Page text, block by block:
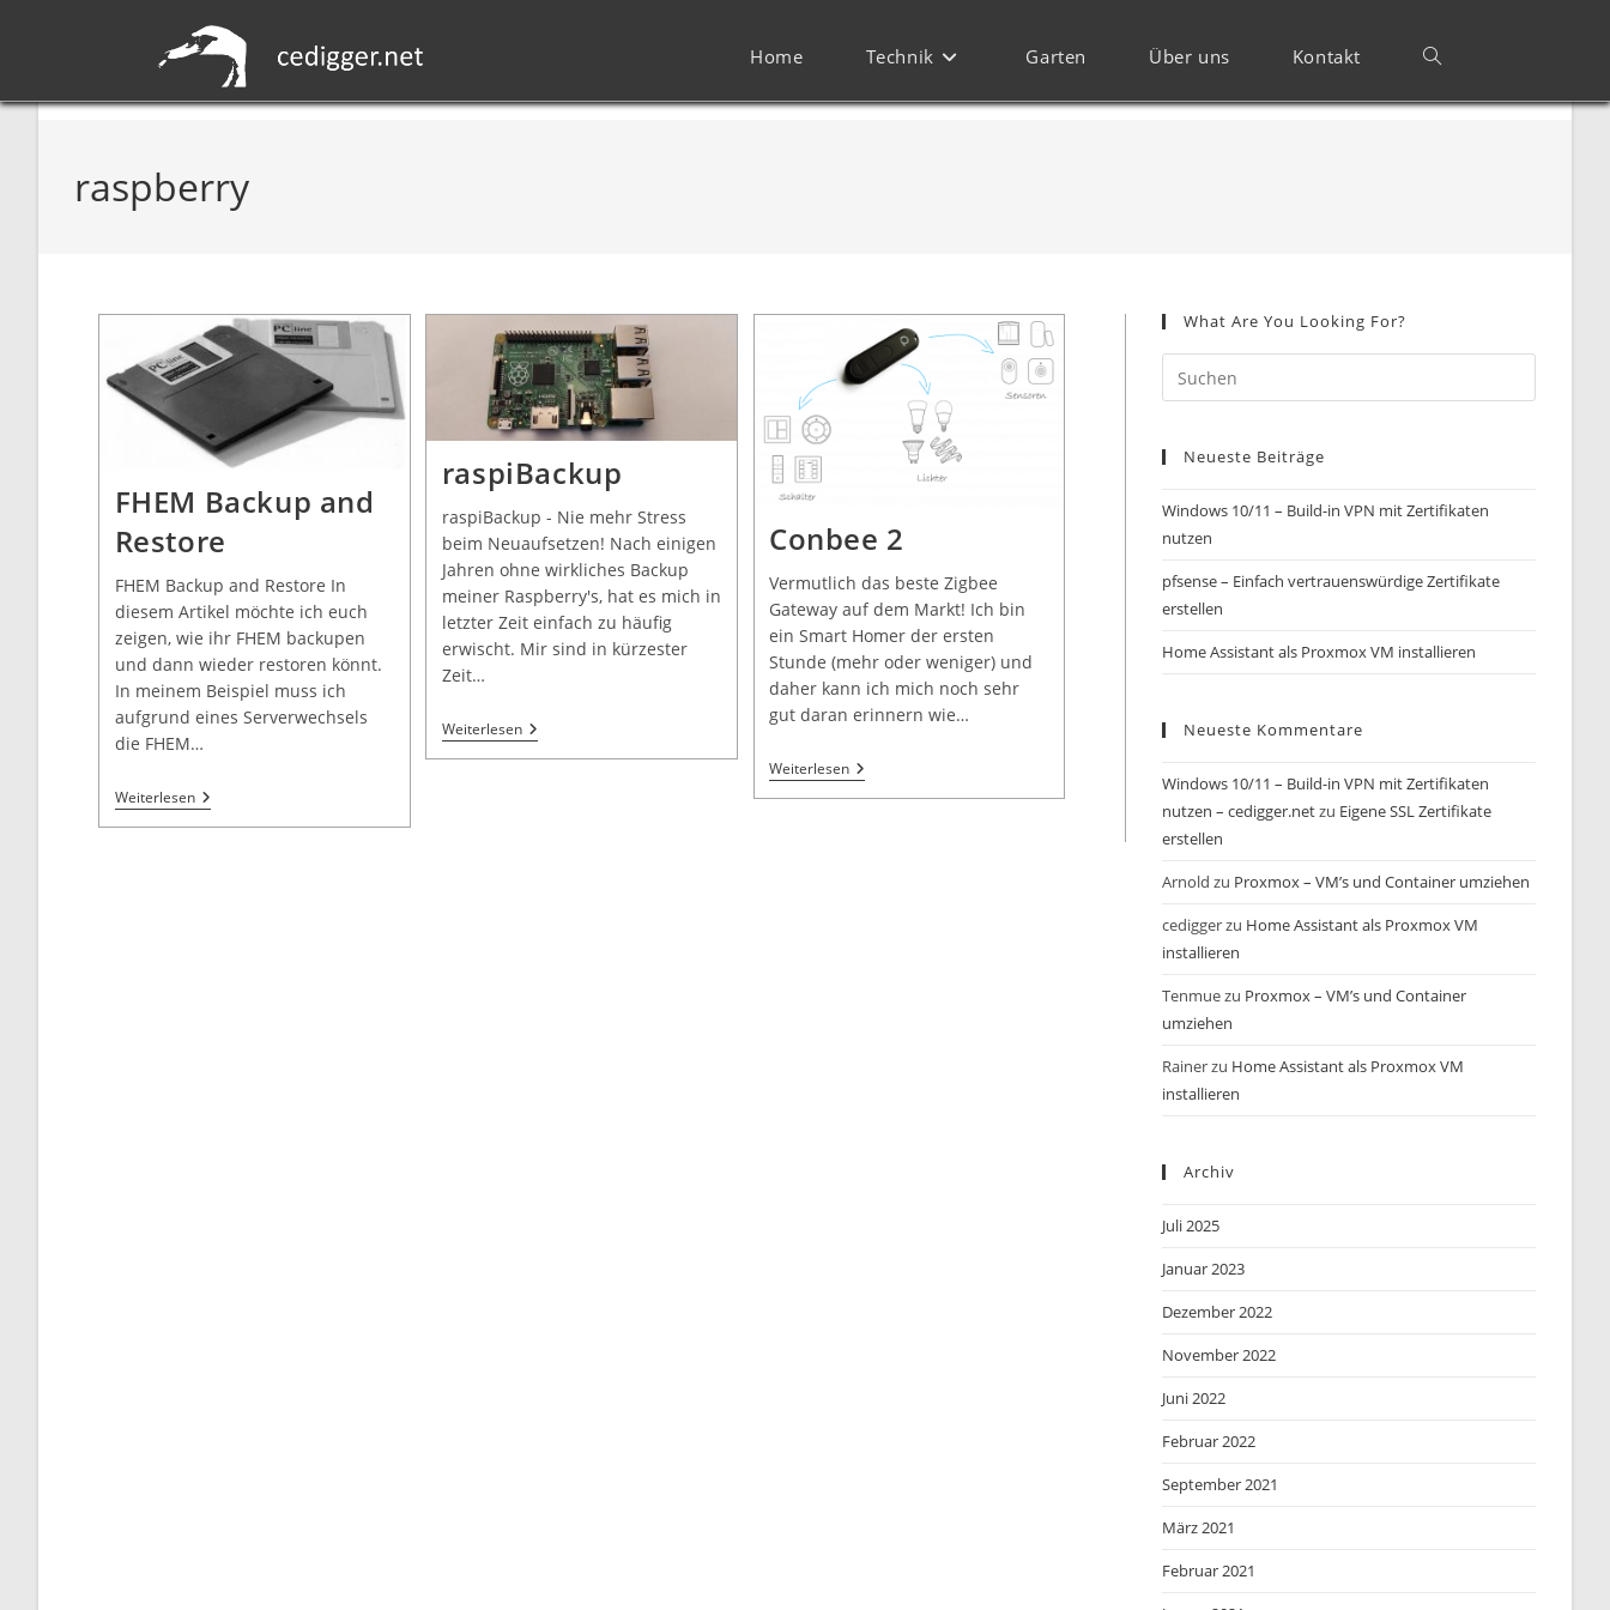
Home Technik Garten Über uns Kontakt
raspberry
FHEM Backup and
Restore
FHEM Backup and Restore In
diesem Artikel möchte ich euch
zeigen, wie ihr FHEM backupen
und dann wieder restoren könnt.
In meinem Beispiel muss ich
aufgrund eines Serverwechsels
die FHEM…
Weiterlesen
raspiBackup
raspiBackup - Nie mehr Stress
beim Neuaufsetzen! Nach einigen
Jahren ohne wirkliches Backup
meiner Raspberry's, hat es mich in
letzter Zeit einfach zu häufig
erwischt. Mir sind in kürzester
Zeit…
Weiterlesen
Conbee 2
Vermutlich das beste Zigbee
Gateway auf dem Markt! Ich bin
ein Smart Homer der ersten
Stunde (mehr oder weniger) und
daher kann ich mich noch sehr
gut daran erinnern wie…
Weiterlesen
What Are You Looking For?
Neueste Beiträge
Windows 10/11 – Build-in VPN mit Zertifikaten
nutzen
pfsense – Einfach vertrauenswürdige Zertifikate
erstellen
Home Assistant als Proxmox VM installieren
Neueste Kommentare
Windows 10/11 – Build-in VPN mit Zertifikaten
nutzen – cedigger.netzu Eigene SSL Zertifikate
erstellen
Arnold zu Proxmox – VM’s und Container umziehen
cediggerzu Home Assistant als Proxmox VM
installieren
Tenmuezu Proxmox – VM’s und Container
umziehen
Rainerzu Home Assistant als Proxmox VM
installieren
Archiv
Juli 2025
Januar 2023
Dezember 2022
November 2022
Juni 2022
Februar 2022
September 2021
März 2021
Februar 2021